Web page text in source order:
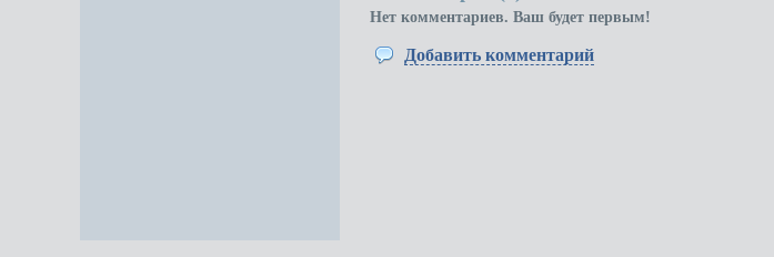
Нет комментариев. Ваш будет первым!
Добавить комментарий